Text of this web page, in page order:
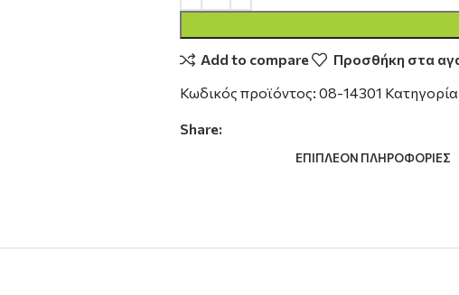
Add to compare
Προσθήκη στα
Κωδικός προϊόντος: 08-14301
Share:
ΕΠΙΠΛΈΟΝ ΠΛΗΡΟΦΟΡΊΕΣ